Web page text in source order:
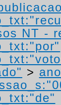
NT -
>